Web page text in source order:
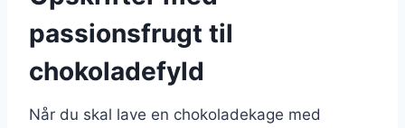
passionsfrugt til
chokoladefyld
Når du skal lave en chokoladekage med